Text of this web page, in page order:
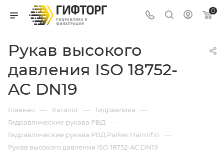
0
Рукав высокого
давления ISO 18752-
AC DN19
Главная — Каталог — Гидравлика —
Гидравлические рукава РВД —
Гидравлические рукава РВД Parker Hannifin —
Рукав высокого давления ISO 18752-AC DN19